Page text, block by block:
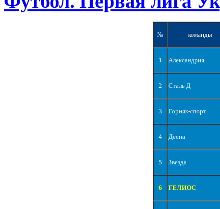
№ команды
1 Александрия
2 Сталь Д
3 Горняк-спорт
4 Десна
5 Звезда
6 ГЕЛИОС